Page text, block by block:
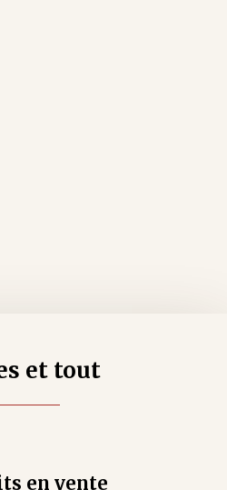
et tout
en vente